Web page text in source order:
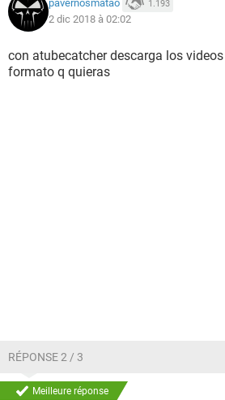
pavernosmatao 1.193
2 dic 2018 à 02:02
con atubecatcher descarga los
formato q quieras
RÉPONSE 2 / 3
Meilleure réponse